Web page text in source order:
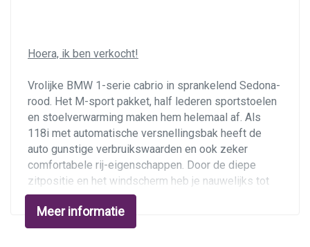
Centrale vergrendeling met afstandsbediening
Dimlichten automatisch
Lichtmetalen velgen 16"
Mistlampen voor
Mistlampen voor
Parkeersensor achter
Sportonderstel
Windscherm
Hoera, ik ben verkocht!
Vrolijke BMW 1-serie cabrio in sprankelend Sedona-
rood. Het M-sport pakket, half lederen sportstoelen
en stoelverwarming maken hem helemaal af. Als
118i met automatische versnellingsbak heeft de
auto gunstige verbruikswaarden en ook zeker
comfortabele rij-eigenschappen. Door de diepe
zitpositie en het windscherm heb je nauwelijks tot
geen last van wind. En dankzij de stoelverwarming
kun je open rijden zodra het kwik boven de 10
graden stijgt! De BMW is Nederlands geleverd en
Meer informatie